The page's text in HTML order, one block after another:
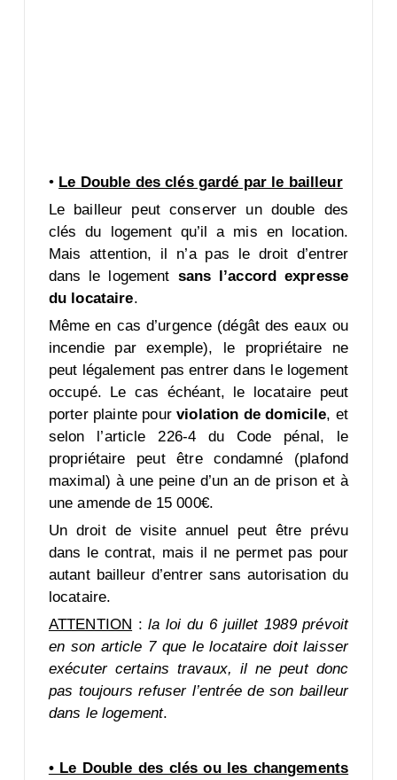
• Le Double des clés gardé par le bailleur
Le bailleur peut conserver un double des
clés du logement qu’il a mis en location.
Mais attention, il n’a pas le droit d’entrer
dans le logement sans l’accord expresse
du locataire.
Même en cas d’urgence (dégât des eaux ou
incendie par exemple), le propriétaire ne
peut légalement pas entrer dans le logement
occupé. Le cas échéant, le locataire peut
porter plainte pourviolation de domicile, et
selon l’article 226-4 du Code pénal, le
propriétaire peut être condamné (plafond
maximal) à une peine d’un an de prison et à
une amende de 15 000€.
Un droit de visite annuel peut être prévu
dans le contrat, mais il ne permet pas pour
autant bailleur d’entrer sans autorisation du
locataire.
ATTENTION :la loi du 6 juillet 1989 prévoit
en son article 7 que le locataire doit laisser
exécuter certains travaux, il ne peut donc
pas toujours refuser l’entrée de son bailleur
dans le logement.
• Le Double des clés ou les changements